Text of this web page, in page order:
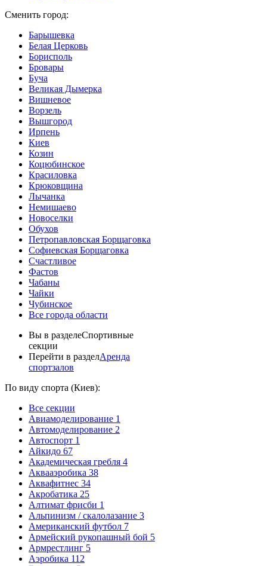
Сменить город:
Барышевка
Белая Церковь
Борисполь
Бровары
Буча
Великая Дымерка
Вишневое
Ворзель
Вышгород
Ирпень
Киев
Козин
Коцюбинское
Красиловка
Крюковщина
Лычанка
Немишаево
Новоселки
Обухов
Петропавловская Борщаговка
Софиевская Борщаговка
Счастливое
Фастов
Чабаны
Чайки
Чубинское
Все города области
Вы в разделеСпортивные
секции
Перейти в разделАренда
спортзалов
По виду спорта (Киев):
Все секции
Авиамоделирование 1
Автомоделирование 2
Автоспорт 1
Айкидо 67
Академическая гребля 4
Аквааэробика 38
Аквафитнес 34
Акробатика 25
Алтимат фрисби 1
Альпинизм / скалолазание 3
Американский футбол 7
Армейский рукопашный бой 5
Армрестлинг 5
Аэробика 112